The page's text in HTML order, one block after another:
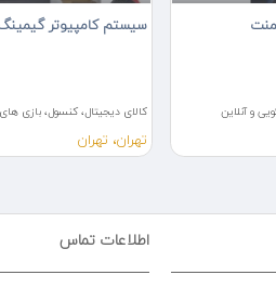
سیستم کامپیوتر
کالای دیجیتال، کنسول، بازی
تهران، تهران
و آنلاین
اطلاعات تماس